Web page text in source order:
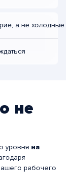
а не холодные
не
уровня на
рабочего